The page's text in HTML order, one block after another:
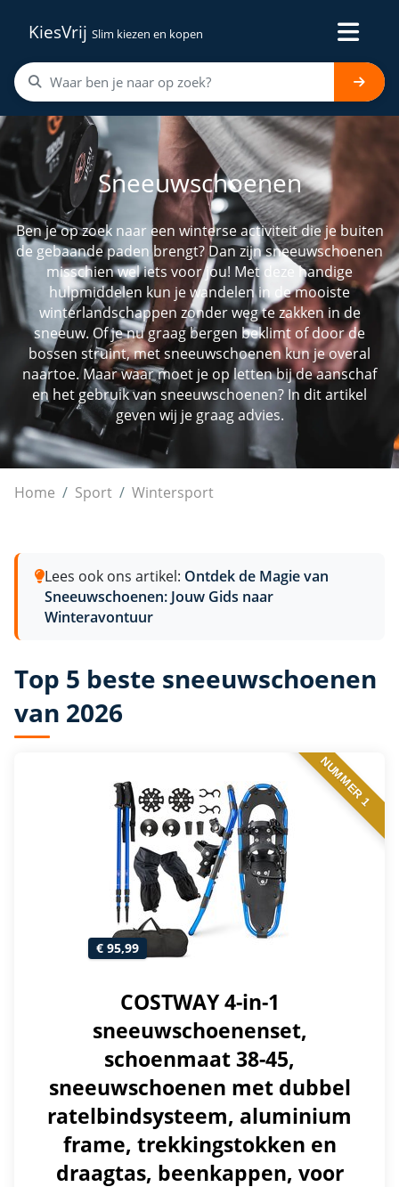
KiesVrij Slim kiezen en kopen
Sneeuwschoenen
Ben je op zoek naar een winterse activiteit die je buiten
de gebaande paden brengt? Dan zijn sneeuwschoenen
misschien wel iets voor jou! Met deze handige
hulpmiddelen kun je wandelen in de mooiste
winterlandschappen zonder weg te zakken in de
sneeuw. Of je nu graag bergen beklimt of door de
bossen struint, met sneeuwschoenen kun je overal
naartoe. Maar waar moet je op letten bij de aanschaf
en het gebruik van sneeuwschoenen? In dit artikel
geven wij je graag advies.
Home Sport Wintersport
Sneeuwschoenen
Lees ook ons artikel: Ontdek de Magie van
Sneeuwschoenen: Jouw Gids naar
Winteravontuur
Top 5 beste sneeuwschoenen
van 2026
NUMMER 1
€ 95,99
COSTWAY 4-in-1
sneeuwschoenenset,
schoenmaat 38-45,
sneeuwschoenen met dubbel
ratelbindsysteem, aluminium
frame, trekkingstokken en
draagtas, beenkappen, voor